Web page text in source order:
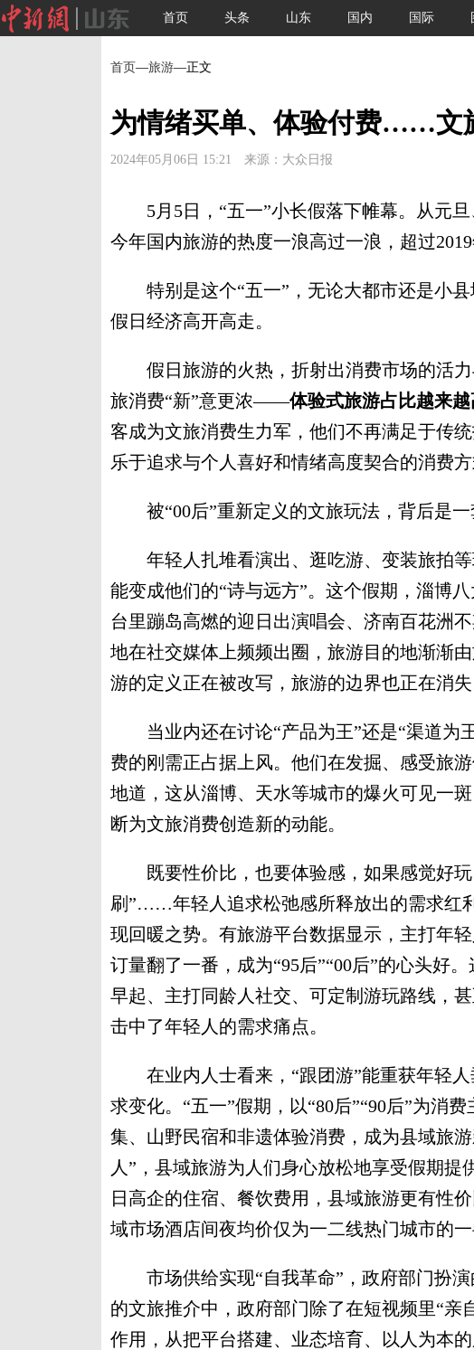
首页 头条 山东 国内 国际
首页—旅游—正文
为情绪买单、体验付费……文
2024年05月06日 15:21 来源：大众日报
5月5日，“五一”小长假落下帷幕。从元旦
今年国内旅游的热度一浪高过一浪，超过2019
特别是这个“五一”，无论大都市还是小县
假日经济高开高走。
假日旅游的火热，折射出消费市场的活力
旅消费“新”意更浓——体验式旅游占比越来越
客成为文旅消费生力军，他们不再满足于传
乐于追求与个人喜好和情绪高度契合的消费方
被“00后”重新定义的文旅玩法，背后是一
年轻人扎堆看演出、逛吃游、变装旅拍等
能变成他们的“诗与远方”。这个假期，淄博
台里蹦岛高燃的迎日出演唱会、济南百花洲
地在社交媒体上频频出圈，旅游目的地渐渐
游的定义正在被改写，旅游的边界也正在消失
当业内还在讨论“产品为王”还是“渠道为
费的刚需正占据上风。他们在发掘、感受旅
地道，这从淄博、天水等城市的爆火可见一
断为文旅消费创造新的动能。
既要性价比，也要体验感，如果感觉好玩
刷”……年轻人追求松弛感所释放出的需求红
现回暖之势。有旅游平台数据显示，主打年
订量翻了一番，成为“95后”“00后”的心头好
早起、主打同龄人社交、可定制游玩路线，
击中了年轻人的需求痛点。
在业内人士看来，“跟团游”能重获年轻人
求变化。“五一”假期，以“80后”“90后”为消
集、山野民宿和非遗体验消费，成为县域旅
人”，县域旅游为人们身心放松地享受假期
日高企的住宿、餐饮费用，县域旅游更有性
域市场酒店间夜均价仅为一二线热门城市的一
市场供给实现“自我革命”，政府部门扮演
的文旅推介中，政府部门除了在短视频里“亲
作用，从把平台搭建、业态培育、以人为本